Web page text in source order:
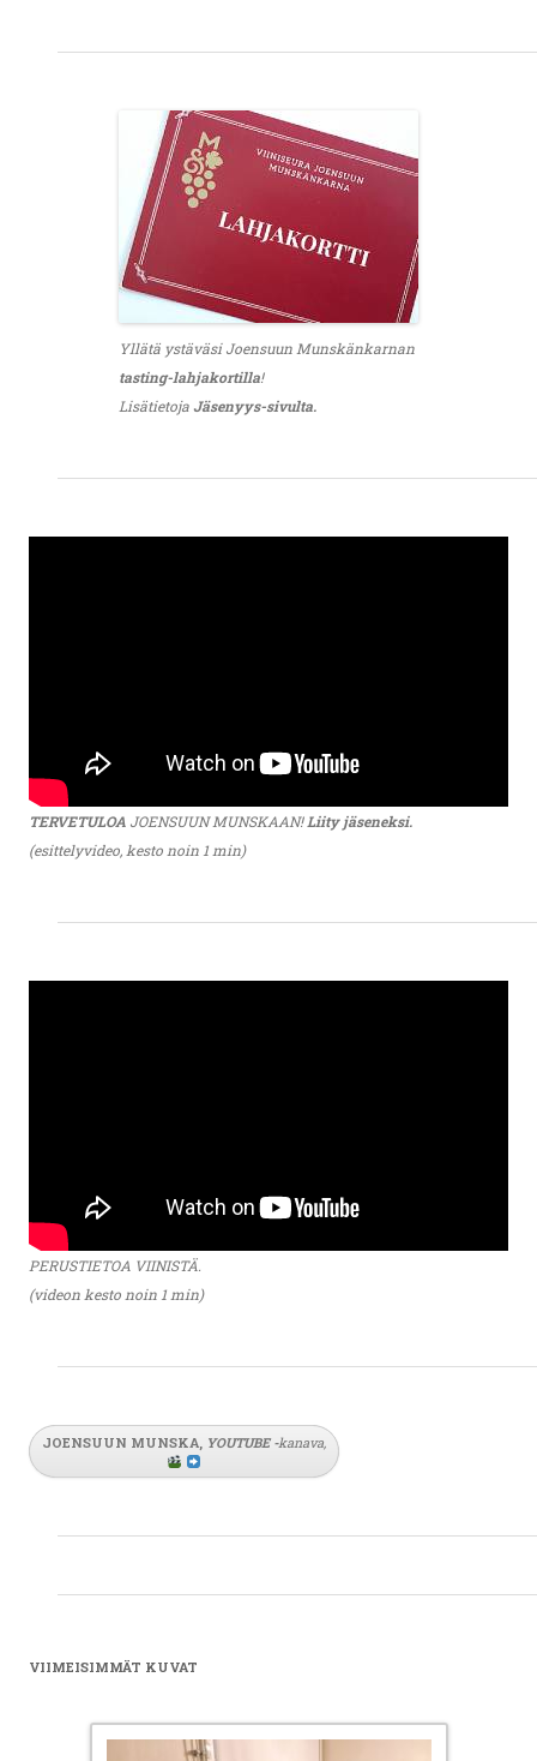
Yllätä ystäväsi Joensuun Munskänkarnan
tasting-lahjakortilla!
Lisätietoja Jäsenyys-sivulta.
TERVETULOA JOENSUUN MUNSKAAN!Liity jäseneksi.
(esittelyvideo, kesto noin 1 min)
PERUSTIETOA VIINISTÄ.
(videon kesto noin 1 min)
JOENSUUN MUNSKA, YOUTUBE -kanava,
VIIMEISIMMÄT KUVAT